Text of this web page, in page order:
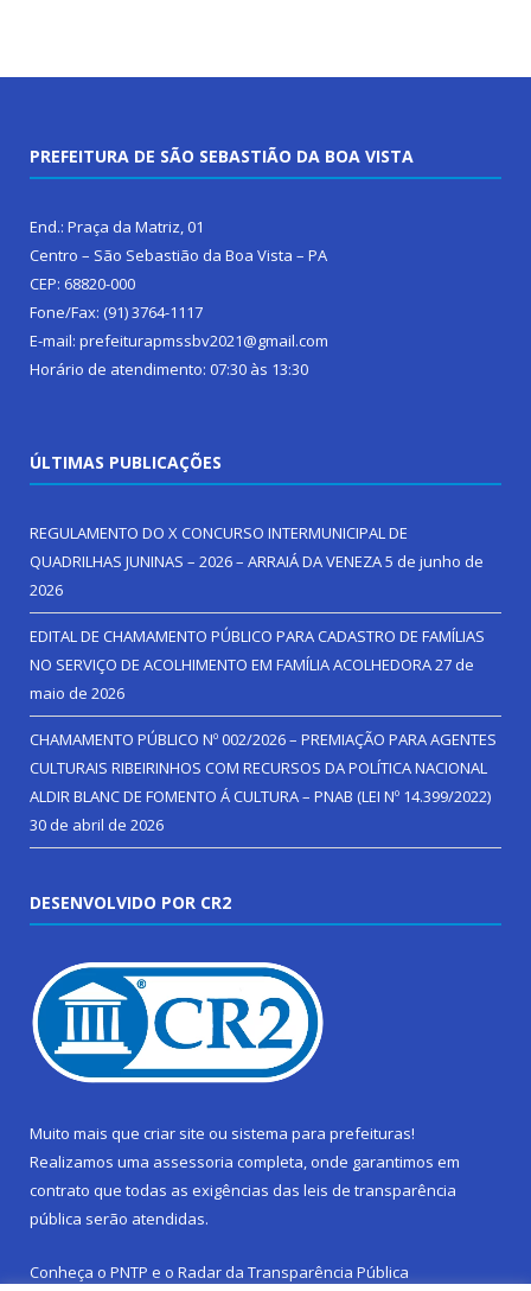
PREFEITURA DE SÃO SEBASTIÃO DA BOA VISTA
End.: Praça da Matriz, 01
Centro – São Sebastião da Boa Vista – PA
CEP: 68820-000
Fone/Fax: (91) 3764-1117
E-mail: prefeiturapmssbv2021@gmail.com
Horário de atendimento: 07:30 às 13:30
ÚLTIMAS PUBLICAÇÕES
REGULAMENTO DO X CONCURSO INTERMUNICIPAL DE
QUADRILHAS JUNINAS – 2026 – ARRAIÁ DA VENEZA5 de junho de
2026
EDITAL DE CHAMAMENTO PÚBLICO PARA CADASTRO DE FAMÍLIAS
NO SERVIÇO DE ACOLHIMENTO EM FAMÍLIA ACOLHEDORA27 de
maio de 2026
CHAMAMENTO PÚBLICO Nº 002/2026 – PREMIAÇÃO PARA AGENTES
CULTURAIS RIBEIRINHOS COM RECURSOS DA POLÍTICA NACIONAL
ALDIR BLANC DE FOMENTO Á CULTURA – PNAB (LEI Nº 14.399/2022)
30 de abril de 2026
DESENVOLVIDO POR CR2
Muito mais que criar site ou sistema para prefeituras!
Realizamos uma assessoria completa, onde garantimos em
contrato que todas as exigências das leis de transparência
pública serão atendidas.
Conheça o PNTP e o Radar da Transparência Pública